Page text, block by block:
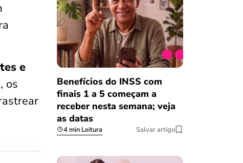
e
, os
Benefícios do INSS com
finais 1 a 5 começam a
receber nesta semana; veja
as datas
4 min Leitura Salvar artigo